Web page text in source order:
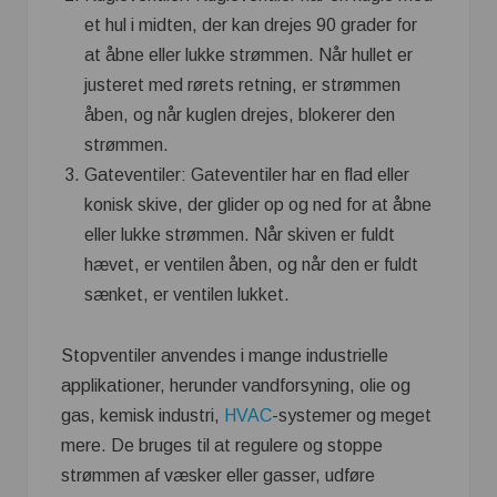
et hul i midten, der kan drejes 90 grader for
at åbne eller lukke strømmen. Når hullet er
justeret med rørets retning, er strømmen
åben, og når kuglen drejes, blokerer den
strømmen.
Gateventiler: Gateventiler har en flad eller
konisk skive, der glider op og ned for at åbne
eller lukke strømmen. Når skiven er fuldt
hævet, er ventilen åben, og når den er fuldt
sænket, er ventilen lukket.
Stopventiler anvendes i mange industrielle
applikationer, herunder vandforsyning, olie og
gas, kemisk industri, HVAC-systemer og meget
mere. De bruges til at regulere og stoppe
strømmen af væsker eller gasser, udføre